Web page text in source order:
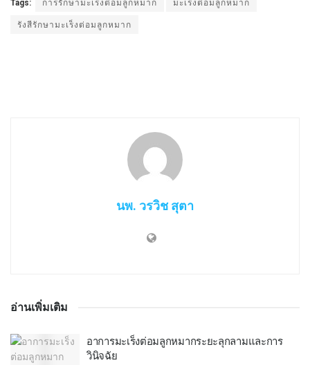
Tags: การรักษามะเร็งต่อมลูกหมาก มะเร็งต่อมลูกหมาก
รังสีรักษามะเร็งต่อมลูกหมาก
นพ. วรวิช สุตา
อ่านเพิ่มเติม
อาการมะเร็งต่อมลูกหมากระยะลุกลามและการ
วินิจฉัย